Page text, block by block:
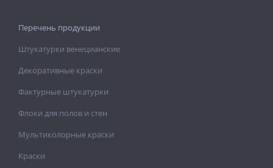
Перечень продукции
Штукатурки венецианские
Декоративные краски
Фактурные штукатурки
Флоки для полов и стен
Мультиколорные краски
Краски